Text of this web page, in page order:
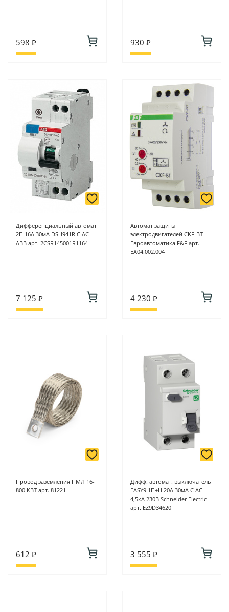
598 ₽ 930 ₽
Дифференциальный автомат
2П 16А 30мА DSH941R С АС
ABB арт. 2CSR145001R1164
7 125 ₽
Автомат защиты
электродвигателей CKF-BT
Евроавтоматика F&F арт.
EA04.002.004
4 230 ₽
Провод заземления ПМЛ 16-
800 КВТ арт. 81221
612 ₽
Дифф. автомат. выключатель
EASY9 1П+Н 20А 30мА C AC
4,5кА 230В Schneider Electric
арт. EZ9D34620
3 555 ₽